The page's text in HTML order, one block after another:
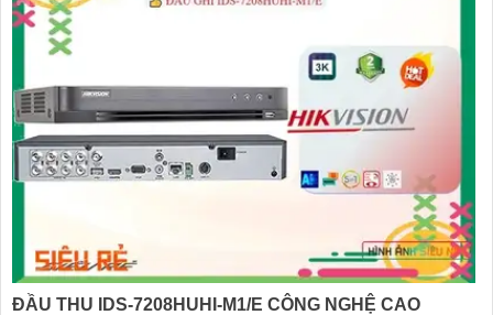
ĐẦU THU IDS-7208HUHI-M1/E CÔNG NGHỆ CAO